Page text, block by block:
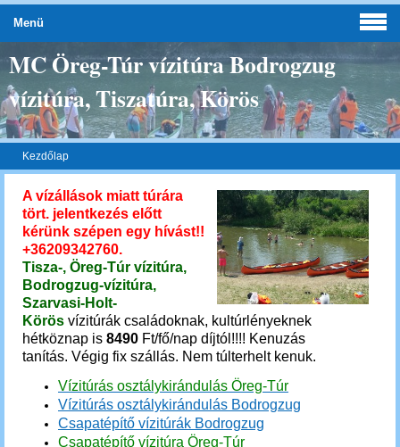
MC Öreg-Túr vízitúra Bodrogzug
vízitúra, Tiszatúra, Körös
Kezdőlap
A vízállások miatt túrára
tört. jelentkezés előtt
kérünk szépen egy hívást!!
+36209342760.
Tisza-, Öreg-Túr vízitúra,
Bodrogzug-vízitúra,
Szarvasi-Holt-
Körös vízitúrák családoknak, kultúrlényeknek
hétköznap is 8490 Ft/fő/nap díjtól!!!! Kenuzás
tanítás. Végig fix szállás. Nem túlterhelt kenuk.
Vízitúrás osztálykirándulás Öreg-Túr
Vízitúrás osztálykirándulás Bodrogzug
Csapatépítő vízitúrák Bodrogzug
Csapatépítő vízitúra Öreg-Túr
Menü